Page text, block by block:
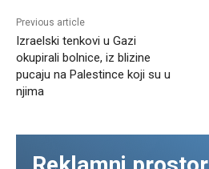
Previous article
Izraelski tenkovi u Gazi
okupirali bolnice, iz blizine
pucaju na Palestince koji su u
njima